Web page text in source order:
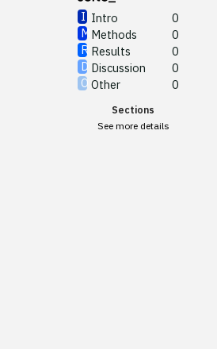
Intro
0
Methods
0
Results
0
Discussion
0
Other
0
Sections
See more details